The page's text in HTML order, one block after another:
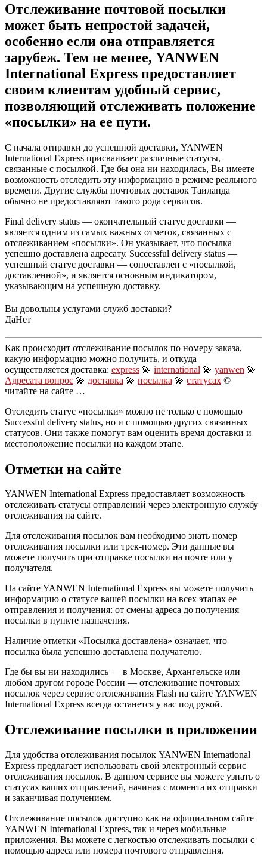
Отслеживание почтовой посылки
может быть непростой задачей,
особенно если она отправляется
зарубеж. Тем не менее, YANWEN
International Express предоставляет
своим клиентам удобный сервис,
позволяющий отслеживать положение
«посылки» на ее пути.
С начала отправки до успешной доставки, YANWEN
International Express присваивает различные статусы,
связанные с посылкой. Где бы она ни находилась, Вы имеете
возможность отследить эту информацию в режиме реального
времени. Другие службы почтовых доставок Таиланда
обычно не предоставляют такого рода сервисов.
Final delivery status — окончательный статус доставки —
является одним из самых важных отметок, связанных с
отслеживанием «посылки». Он указывает, что посылка
успешно доставлена адресату. Successful delivery status —
успешный статус доставки — сопоставлен с «посылкой,
доставленной», и является основным индикатором,
указывающим на успешную доставку.
Вы довольны услугами служб доставки?
ДаНет
Как происходит отслеживание посылок по номеру заказа,
какую информацию можно получить, и откуда
осуществляется доставка: express 💫 international 💫 yanwen 💫
Адресата вопрос 💫 доставка 💫 посылка 💫 статусах ©
читайте на сайте …
Отследить статус «посылки» можно не только с помощью
Successful delivery status, но и с помощью других связанных
статусов. Они также помогут вам оценить время доставки и
местоположение посылки на каждом этапе.
Отметки на сайте
YANWEN International Express предоставляет возможность
отслеживать статусы отправлений через электронную службу
отслеживания на сайте.
Для отслеживания посылок вам необходимо знать номер
отслеживания посылки или трек-номер. Эти данные вы
можете получить при отправке посылки на почте или у
получателя.
На сайте YANWEN International Express вы можете получить
информацию о статусе вашей посылки на всех этапах ее
отправления и получения: от смены адреса до получения
посылки в пункте назначения.
Наличие отметки «Посылка доставлена» означает, что
посылка была успешно доставлена получателю.
Где бы вы ни находились — в Москве, Архангельске или
любом другом городе России — отслеживание почтовых
посылок через сервис отслеживания Flash на сайте YANWEN
International Express всегда останется у вас под рукой.
Отслеживание посылки в приложении
Для удобства отслеживания посылок YANWEN International
Express предлагает использовать свой электронный сервис
отслеживания посылок. В данном сервисе вы можете узнать о
статусах ваших отправлений, начиная с момента их отправки
и заканчивая получением.
Отслеживание посылок доступно как на официальном сайте
YANWEN International Express, так и через мобильные
приложения. Вы можете с легкостью отслеживать посылки с
помощью адреса или номера почтового отправления.